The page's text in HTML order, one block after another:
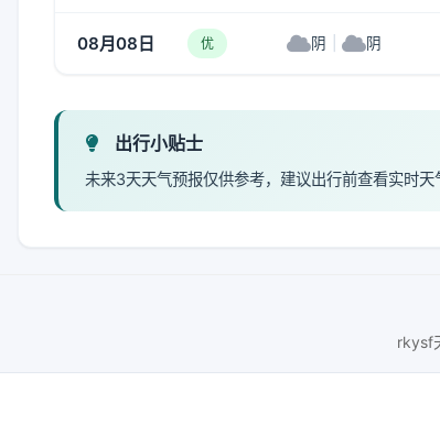
08月08日 优 阴 阴
出行小贴士
未来3天天气预报仅供参考，建议出行前查看实时天
rkysf